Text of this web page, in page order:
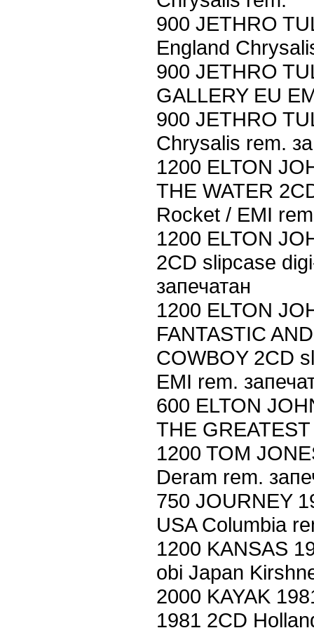
900 JETHRO
England
900 JETHRO
GALLERY EU
900 JETHRO
Chrysalis rem.
1200 ELTON
THE WATER
Rocket / EMI
1200 ELTON
2CD slipcase
запечатан
1200 ELTON
FANTASTIC
COWBOY 2CD
EMI rem.
600 ELTON
THE
1200 TOM
Deram rem.
750 JOURNEY
USA Columbia
1200 KANSAS
obi Japan
2000 KAYAK
1981 2CD